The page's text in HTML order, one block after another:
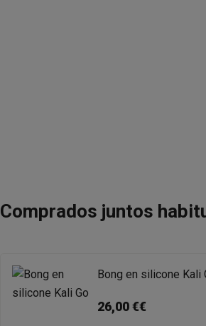
Comprados juntos
Bong en silicone Kali
26,00 €€